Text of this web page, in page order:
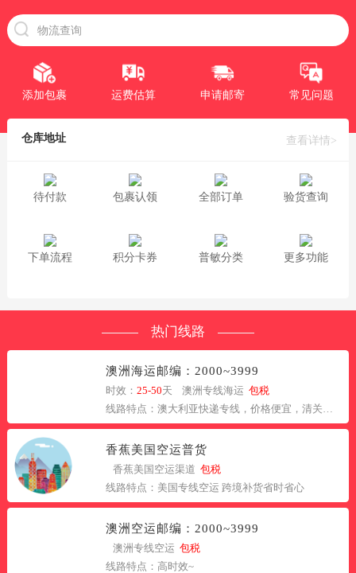
添加包裹 运费估算 申请邮寄 常见问题
仓库地址 查看详情>
待付款 包裹认领 全部订单 验货查询
下单流程 积分卡券 普敏分类 更多功能
热门线路
澳洲海运邮编：2000~3999
时效：25-50天 澳洲专线海运包税
香蕉美国空运普货
香蕉美国空运渠道包税
线路特点：美国专线空运 跨境补货省时省心
澳洲空运邮编：2000~3999
澳洲专线空运包税
线路特点：高时效~